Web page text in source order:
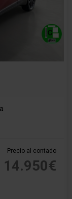
Precio al contado
14.950€